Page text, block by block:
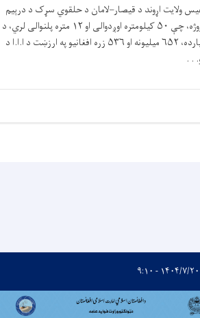
ولایت اړوند د قیصار–لامان د حلقوي سړک د درېیم
لاټ پروژه، چې ۵۰ کیلومتره اوږدوالی او ۱۲ متره پلنوالی لري، د
۴ میلیارده، ۶۵۲ میلیونه او ۵۳۶ زره افغانیو په ارزښت د ا.ا.ا د
. .